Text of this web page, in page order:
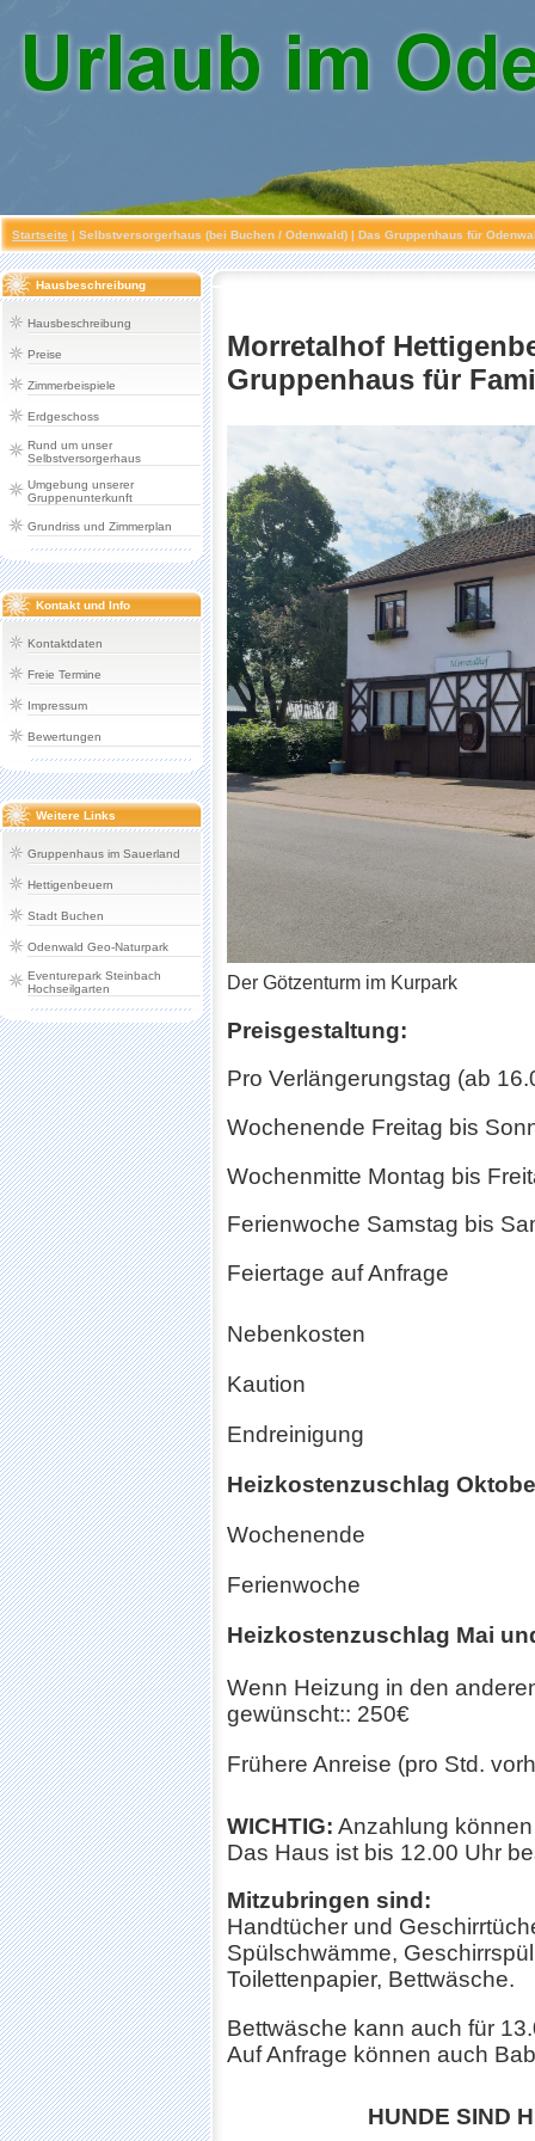
Startseite | Selbstversorgerhaus (bei Buchen / Odenwald) | Das Gruppenhaus für
Hausbeschreibung
Hausbeschreibung
Preise
Zimmerbeispiele
Erdgeschoss
Rund um unser
Selbstversorgerhaus
Umgebung unserer
Gruppenunterkunft
Grundriss und Zimmerplan
Kontakt und Info
Kontaktdaten
Freie Termine
Impressum
Bewertungen
Weitere Links
Gruppenhaus im Sauerland
Hettigenbeuern
Stadt Buchen
Odenwald Geo-Naturpark
Eventurepark Steinbach
Hochseilgarten
Morretalhof
Gruppenhaus für
Der Götzenturm im Kurpark
Preisgestaltung:
Pro Verlängerungstag (ab
Wochenende Freitag bis
Wochenmitte Montag bis
Ferienwoche Samstag bis
Feiertage auf Anfrage
Nebenkosten
Kaution
Endreinigung
Heizkostenzuschlag
Wochenende
Ferienwoche
Heizkostenzuschlag Mai
Wenn Heizung in den
gewünscht:: 250€
Frühere Anreise (pro Std.
WICHTIG: Anzahlung
Das Haus ist bis 12.00 Uhr
Mitzubringen sind:
Handtücher und
Spülschwämme,
Toilettenpapier, Bettwäsche.
Bettwäsche kann auch für
Auf Anfrage können auch
HUNDE SIND